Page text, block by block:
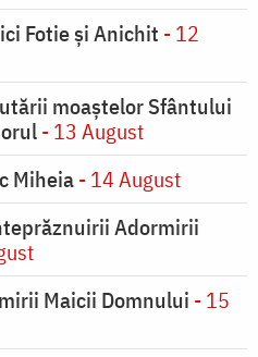
Fotie şi Anichit - 12
moaştelor Sfântului
- 13 August
Miheia- 14 August
Adormirii
Maicii Domnului - 15